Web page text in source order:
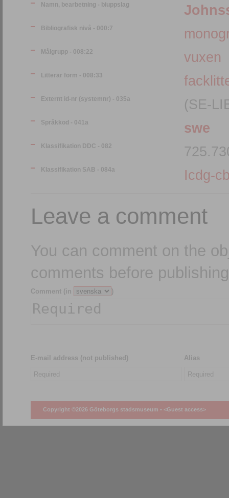
Namn, bearbetning - biuppslag
Bibliografisk nivå - 000:7
Målgrupp - 008:22 vuxen
Litterär form - 008:33
Externt id-nr (systemnr) - 035a (SE-
Språkkod - 041a swe
Klassifikation DDC - 082
Klassifikation SAB - 084a Icdg-
Leave a comment
You can comment on the
comments before
Comment (in )
E-mail address (not published) Alias
Copyright ©2026 Göteborgs stadsmuseum • <Guest access>